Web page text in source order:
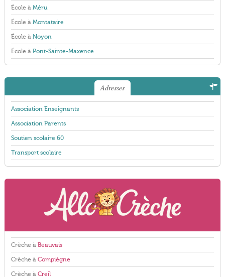
École à Méru
École à Montataire
École à Noyon
École à Pont-Sainte-Maxence
Adresses
Association Enseignants
Association Parents
Soutien scolaire 60
Transport scolaire
Crèche à Beauvais
Crèche à Compiègne
Crèche à Creil